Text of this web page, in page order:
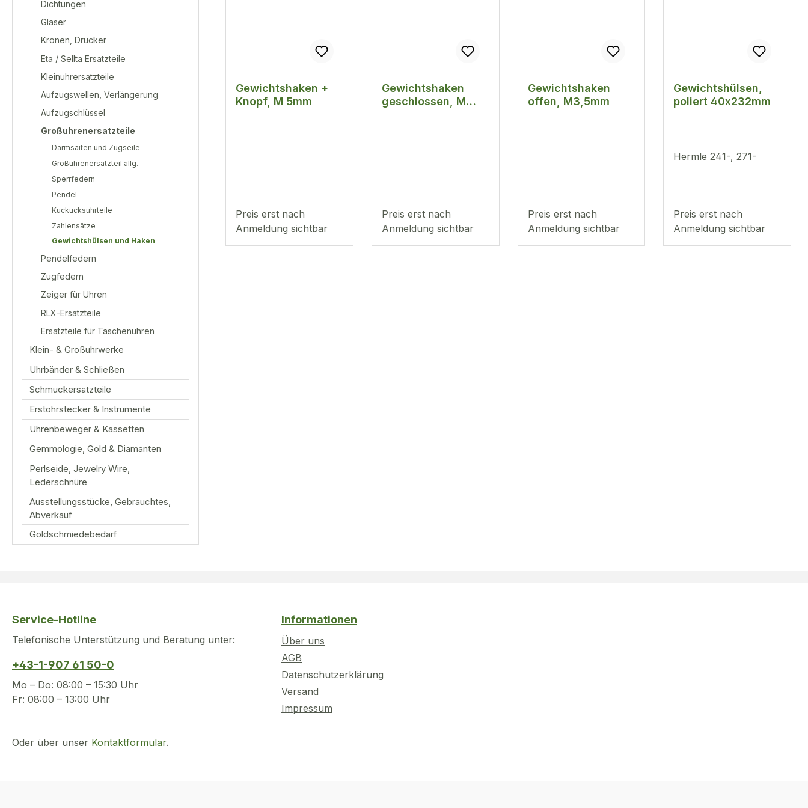
Dichtungen
Gläser
Kronen, Drücker
Eta / Sellta Ersatzteile
Kleinuhrersatzteile
Aufzugswellen, Verlängerung
Aufzugschlüssel
Großuhrenersatzteile
Darmsaiten und Zugseile
Großuhrenersatzteil allg.
Sperrfedern
Pendel
Kuckucksuhrteile
Zahlensätze
Gewichtshülsen und Haken
Pendelfedern
Zugfedern
Zeiger für Uhren
RLX-Ersatzteile
Ersatzteile für Taschenuhren
Klein- & Großuhrwerke
Uhrbänder & Schließen
Schmuckersatzteile
Erstohrstecker & Instrumente
Uhrenbeweger & Kassetten
Gemmologie, Gold & Diamanten
Perlseide, Jewelry Wire,
Lederschnüre
Ausstellungsstücke, Gebrauchtes,
Abverkauf
Goldschmiedebedarf
Gewichtshaken +
Knopf, M 5mm
Preis erst nach
Anmeldung sichtbar
Gewichtshaken
geschlossen, M
Preis erst nach
Anmeldung sichtbar
Gewichtshaken
offen, M3,5mm
Preis erst nach
Anmeldung sichtbar
Gewichtshülsen,
poliert 40x232mm
Hermle 241-, 271-
Preis erst nach
Anmeldung sichtbar
Service-Hotline
Telefonische Unterstützung und Beratung unter:
+43-1-907 61 50-0
Mo – Do: 08:00 – 15:30 Uhr
Fr: 08:00 – 13:00 Uhr
Oder über unser Kontaktformular.
Informationen
Über uns
AGB
Datenschutzerklärung
Versand
Impressum